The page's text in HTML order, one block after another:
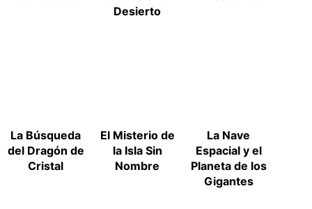
Desierto
La Búsqueda
del Dragón de
Cristal
El Misterio de
la Isla Sin
Nombre
La Nave
Espacial y el
Planeta de los
Gigantes